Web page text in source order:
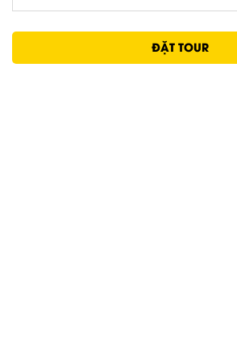
ĐẶT TOUR